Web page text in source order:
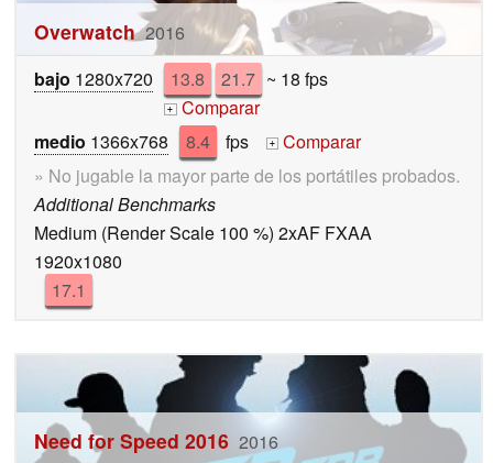
Overwatch 2016
bajo 1280x720 13.8 21.7 ~ 18 fps
+ Comparar
medio 1366x768 8.4 fps +
Comparar
» No jugable la mayor parte de los portátiles probados.
Additional Benchmarks
Medium (Render Scale 100 %) 2xAF FXAA
1920x1080
17.1
Need for Speed 2016 2016